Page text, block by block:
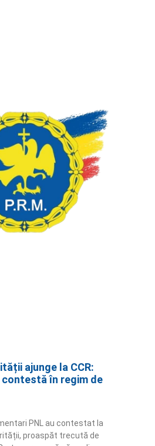
ajunge la CCR:
contestă în regim de
PNL au contestat la
proaspăt trecută de